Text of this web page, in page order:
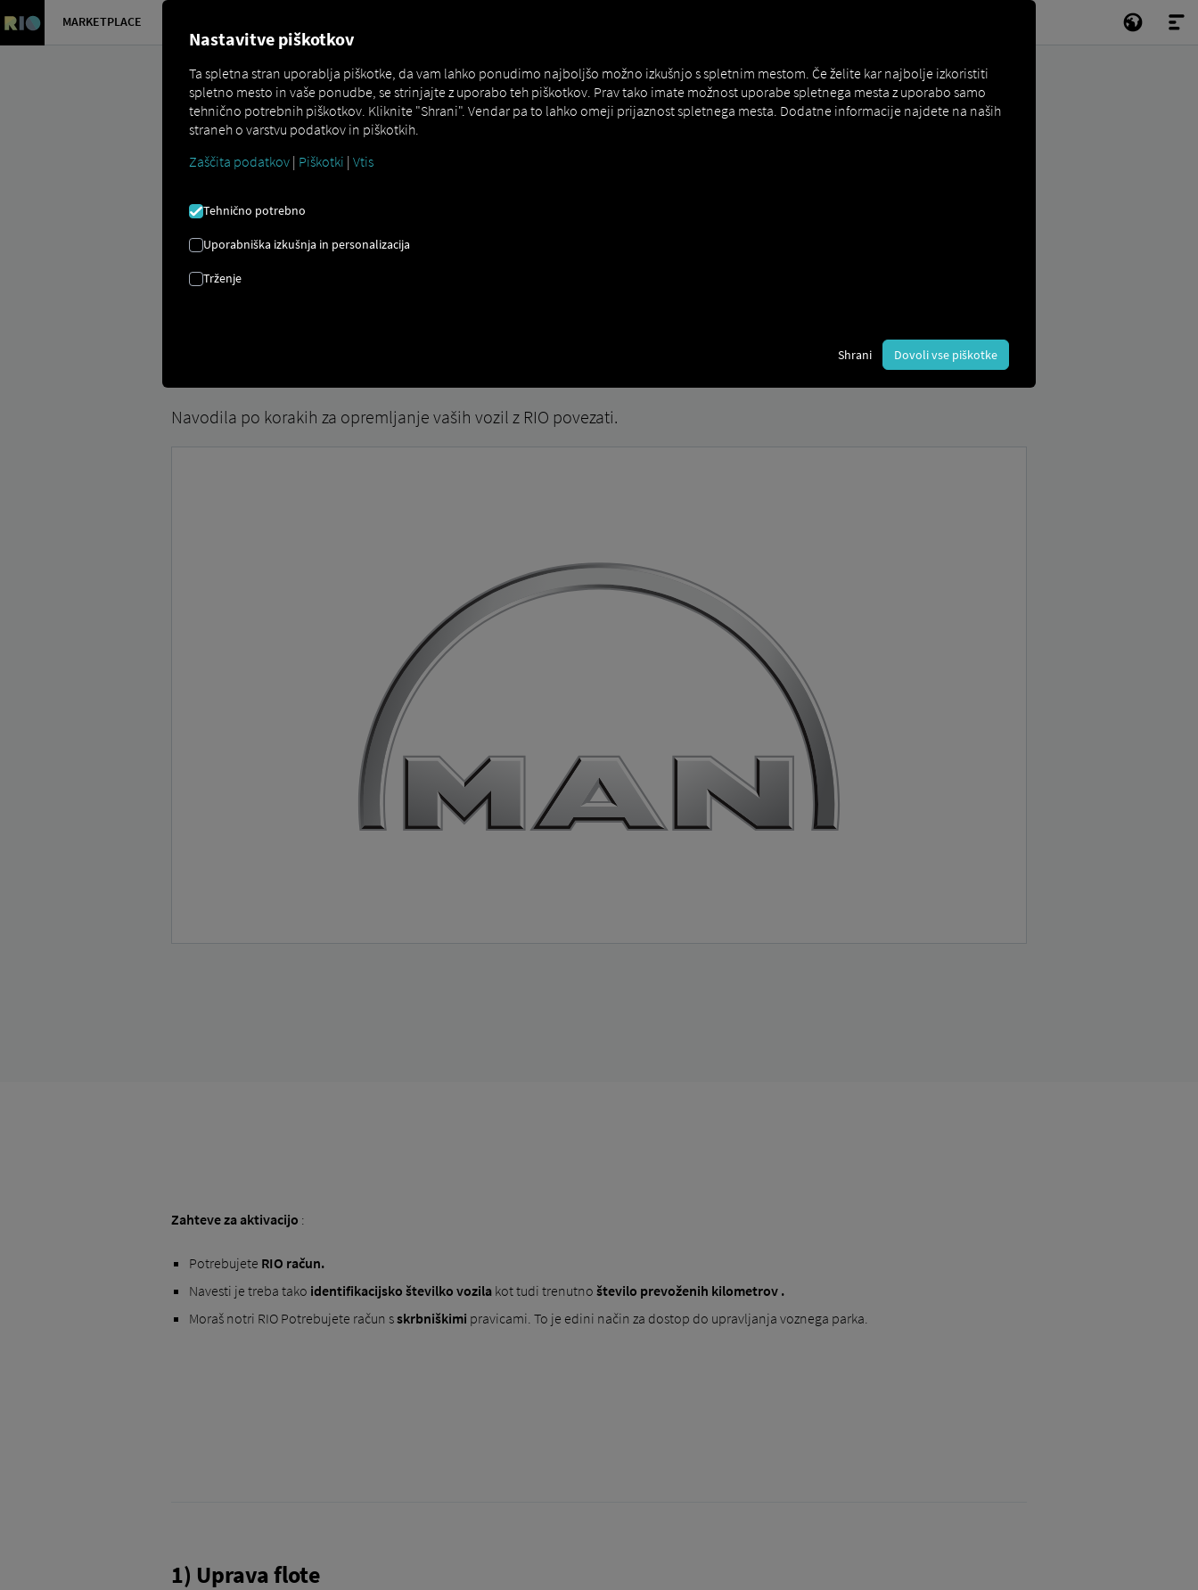
MARKETPLACE
Navodila po korakih za opremljanje vaših vozil z RIO povezati.
Zahteve za aktivacijo :
Potrebujete RIO račun.
Navesti je treba tako identifikacijsko številko vozila kot tudi trenutno število prevoženih kilometrov .
Moraš notri RIO Potrebujete račun sskrbniškimi pravicami. To je edini način za dostop do upravljanja voznega parka.
1) Uprava flote
Nastavitve piškotkov
Ta spletna stran uporablja piškotke, da vam lahko ponudimo najboljšo možno izkušnjo s spletnim mestom. Če želite kar najbolje izkoristiti
spletno mesto in vaše ponudbe, se strinjajte z uporabo teh piškotkov. Prav tako imate možnost uporabe spletnega mesta z uporabo samo
tehnično potrebnih piškotkov. Kliknite "Shrani". Vendar pa to lahko omeji prijaznost spletnega mesta. Dodatne informacije najdete na naših
straneh o varstvu podatkov in piškotkih.
Zaščita podatkov | Piškotki | Vtis
Tehnično potrebno
Uporabniška izkušnja in personalizacija
Trženje
Shrani Dovoli vse piškotke